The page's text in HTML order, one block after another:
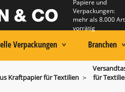
Papiere und
Verpackungen:
mehr als 8.000
vorrätig
Verpackungen Branchen
Kraftpapier für Textilien >
für